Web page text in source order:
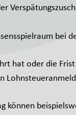
bei
hat oder die
können